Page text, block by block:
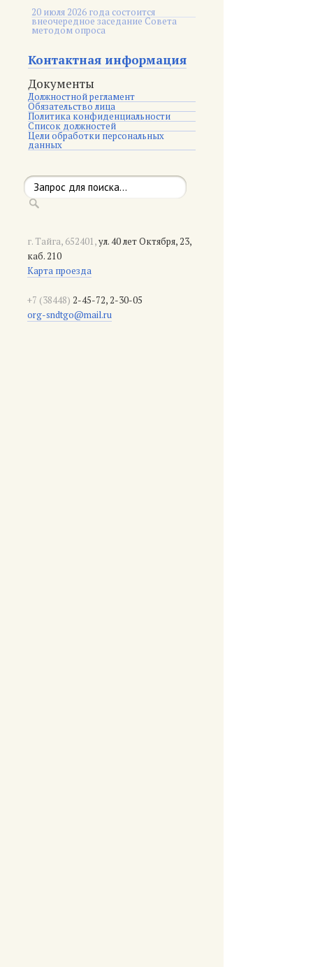
20 июля 2026 года состоится
внеочередное заседание Совета
методом опроса
Контактная информация
Документы
Должностной регламент
Обязательство лица
Политика конфиденциальности
Список должностей
Цели обработки персональных
данных
г. Тайга, 652401,ул. 40 лет Октября, 23,
каб. 210
Карта проезда
+7 (38448) 2-45-72, 2-30-05
org-sndtgo@mail.ru